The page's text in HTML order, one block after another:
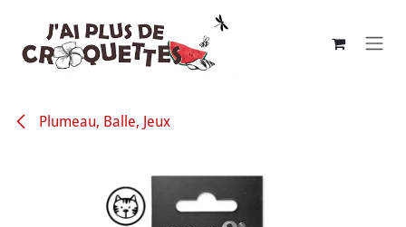
Plumeau, Balle, Jeux